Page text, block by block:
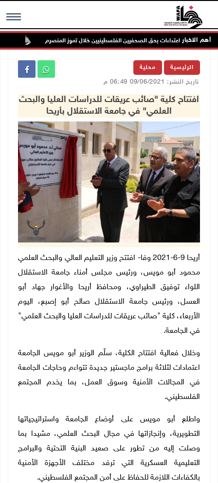
MENU أهم الاخبار
خلال تموز المنصرم
الرئيسية محلية
تاريخ النشر: 09/06/2021 06:49 م
افتتاح كلية "صائب عريقات للدراسات العليا والبحث
العلمي" في جامعة الاستقلال بأريحا
أريحا 9-6-2021 وفا- افتتح وزير التعليم العالي والبحث العلمي
محمود أبو مويس، ورئيس مجلس أمناء جامعة الاستقلال
اللواء توفيق الطيراوي، ومحافظ أريحا والأغوار جهاد أبو
العسل، ورئيس جامعة الاستقلال صالح أبو إصبع، اليوم
الأربعاء، كلية "صائب عريقات للدراسات العليا والبحث العلمي"
في الجامعة.
وخلال فعالية افتتاح الكلية، سلّم الوزير أبو مويس الجامعة
اعتمادات لثلاثة برامج ماجستير جديدة تتواءم وحاجات الجامعة
في المجالات الأمنية وسوق العمل، بما يخدم المجتمع
الفلسطيني.
واطلع أبو مويس على أوضاع الجامعة واستراتيجياتها
التطويرية، وإنجازاتها في مجال البحث العلمي، مشيدا بما
وصلت إليه من تطور على صعيد البنية التحتية والبرامج
التعليمية العسكرية التي ترفد مختلف الأجهزة الأمنية
بالكفاءات اللازمة للحفاظ على أمن المجتمع الفلسطيني.